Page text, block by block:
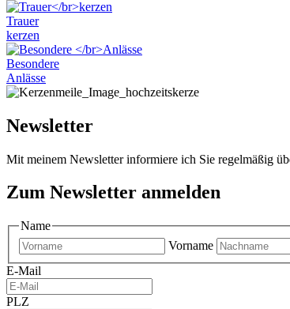
Trauer
kerzen
Besondere
Anlässe
Newsletter
Mit meinem Newsletter informiere ich Sie regelmäßig
Zum Newsletter anmelden
Name
Vorname
E-Mail
PLZ